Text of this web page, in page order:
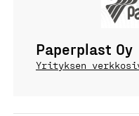
Paperplast Oy
Yrityksen